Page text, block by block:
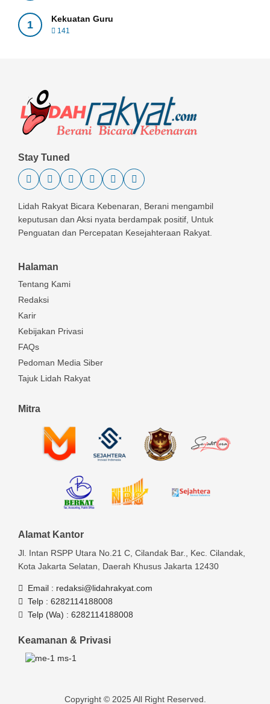
1 Kekuatan Guru
141
Stay Tuned
Lidah Rakyat Bicara Kebenaran, Berani mengambil
keputusan dan Aksi nyata berdampak positif, Untuk
Penguatan dan Percepatan Kesejahteraan Rakyat.
Halaman
Tentang Kami
Redaksi
Karir
Kebijakan Privasi
FAQs
Pedoman Media Siber
Tajuk Lidah Rakyat
Mitra
Alamat Kantor
Jl. Intan RSPP Utara No.21 C, Cilandak Bar., Kec. Cilandak,
Kota Jakarta Selatan, Daerah Khusus Jakarta 12430
Email : redaksi@lidahrakyat.com
Telp : 6282114188008
Telp (Wa) : 6282114188008
Keamanan & Privasi
Copyright © 2025 All Right Reserved.